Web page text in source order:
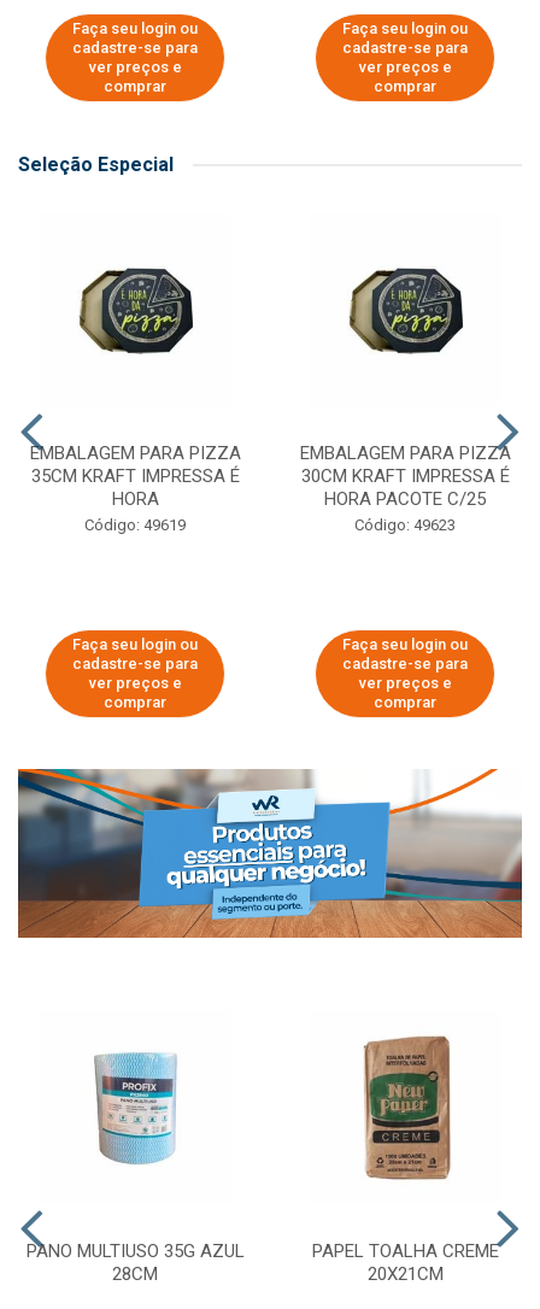
Faça seu login ou
cadastre-se para
ver preços e
comprar
Faça seu login ou
cadastre-se para
ver preços e
comprar
Seleção Especial
EMBALAGEM PARA PIZZA
35CM KRAFT IMPRESSA É
HORA
Código: 49619
Faça seu login ou
cadastre-se para
ver preços e
comprar
EMBALAGEM PARA PIZZA
30CM KRAFT IMPRESSA É
HORA PACOTE C/25
Código: 49623
Faça seu login ou
cadastre-se para
ver preços e
comprar
PANO MULTIUSO 35G AZUL
28CM
PAPEL TOALHA CREME
20X21CM